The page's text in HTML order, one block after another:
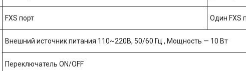
FXS порт Один FXS
Внешний источник питания 110~220В, 50/60 Гц , Мощность — 10 Вт
Переключатель ON/OFF